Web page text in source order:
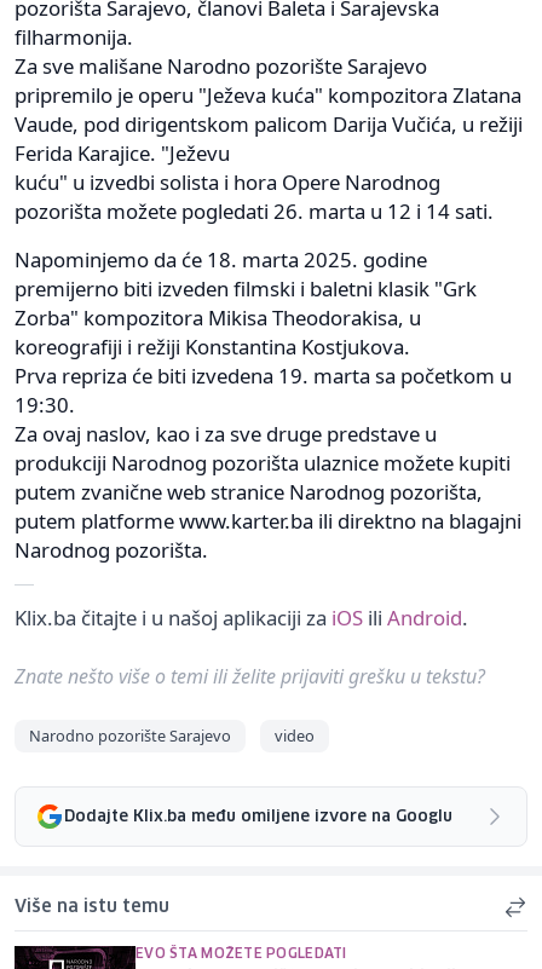
pozorišta Sarajevo, članovi Baleta i Sarajevska
filharmonija.
Za sve mališane Narodno pozorište Sarajevo
pripremilo je operu "Ježeva kuća" kompozitora Zlatana
Vaude, pod dirigentskom palicom Darija Vučića, u režiji
Ferida Karajice. "Ježevu
kuću" u izvedbi solista i hora Opere Narodnog
pozorišta možete pogledati 26. marta u 12 i 14 sati.
Napominjemo da će 18. marta 2025. godine
premijerno biti izveden filmski i baletni klasik "Grk
Zorba" kompozitora Mikisa Theodorakisa, u
koreografiji i režiji Konstantina Kostjukova.
Prva repriza će biti izvedena 19. marta sa početkom u
19:30.
Za ovaj naslov, kao i za sve druge predstave u
produkciji Narodnog pozorišta ulaznice možete kupiti
putem zvanične web stranice Narodnog pozorišta,
putem platforme www.karter.ba ili direktno na blagajni
Narodnog pozorišta.
Klix.ba čitajte i u našoj aplikaciji za iOS ili Android.
Znate nešto više o temi ili želite prijaviti grešku u tekstu?
Narodno pozorište Sarajevo video
Dodajte Klix.ba među omiljene izvore na Googlu
Više na istu temu
EVO ŠTA MOŽETE POGLEDATI